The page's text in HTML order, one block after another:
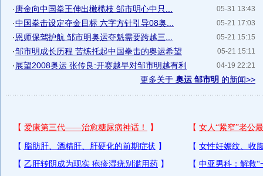
05-31 13:43
· 唐金向中国拳王伸出橄榄枝 邹市明心中只...
05-21 17:03
·中国拳击设定夺金目标 六字方针引导08奥...
05-21 15:15
·恩师保驾护航 邹市明奥运夺魁需要跨越三...
05-21 15:11
·邹市明成长历程 苦练托起中国拳击的奥运希望
04-19 22:21
· 展望2008奥运 张传良:开赛越早对邹市明越有利
更多关于 奥运 邹市明 的新闻>>